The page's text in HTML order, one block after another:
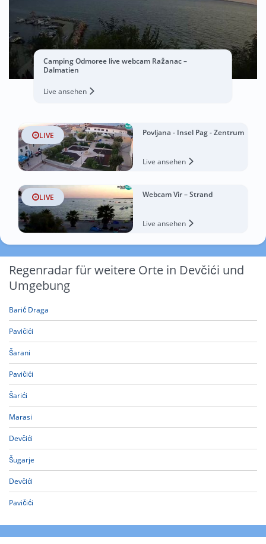
Camping Odmoree live webcam Ražanac –
Dalmatien
Live ansehen
LIVE Povljana - Insel Pag - Zentrum
Live ansehen
LIVE Webcam Vir – Strand
Live ansehen
Regenradar für weitere Orte in Devčići und
Umgebung
Barić Draga
Pavičići
Šarani
Pavičići
Šarići
Marasi
Devčići
Šugarje
Devčići
Pavičići